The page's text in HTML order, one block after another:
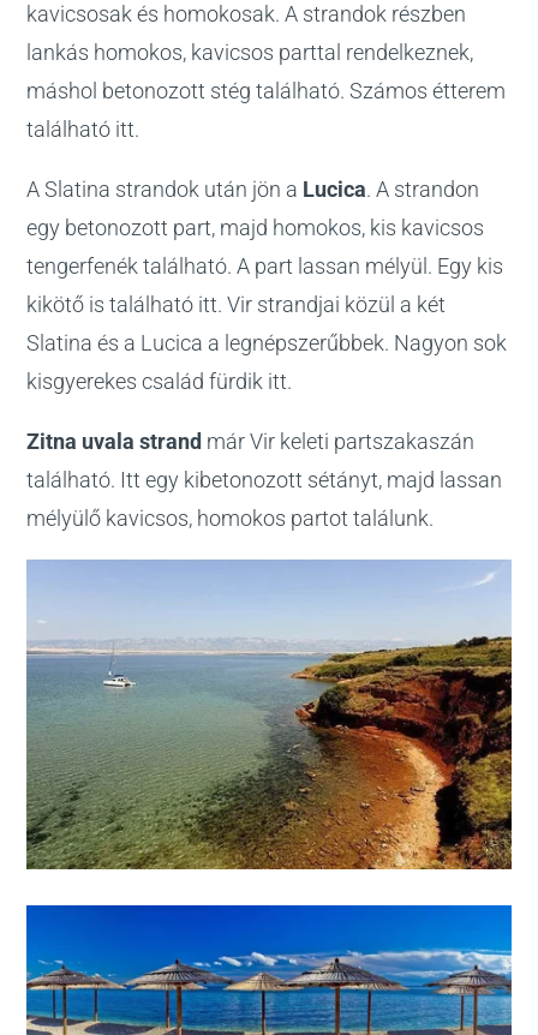
kavicsosak és homokosak. A strandok részben
lankás homokos, kavicsos parttal rendelkeznek,
máshol betonozott stég található. Számos étterem
található itt.
A Slatina strandok után jön a Lucica. A strandon
egy betonozott part, majd homokos, kis kavicsos
tengerfenék található. A part lassan mélyül. Egy kis
kikötő is található itt. Vir strandjai közül a két
Slatina és a Lucica a legnépszerűbbek. Nagyon sok
kisgyerekes család fürdik itt.
Zitna uvala strand már Vir keleti partszakaszán
található. Itt egy kibetonozott sétányt, majd lassan
mélyülő kavicsos, homokos partot találunk.